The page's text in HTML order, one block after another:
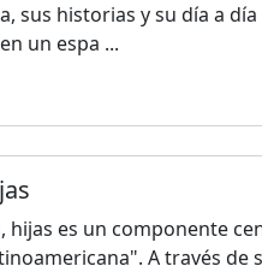
sus historias y su día a
un espa ...
hijas es un componente
A través de